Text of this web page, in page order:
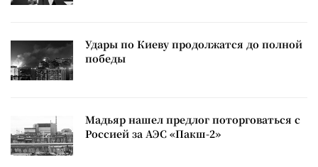
Удары по Киеву продолжатся до полной
победы
Мадьяр нашел предлог поторговаться с
Россией за АЭС «Пакш-2»